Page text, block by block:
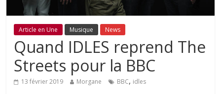
Article en Une Musique News
Quand IDLES reprend The
Streets pour la BBC
13 février 2019 Morgane BBC, idles